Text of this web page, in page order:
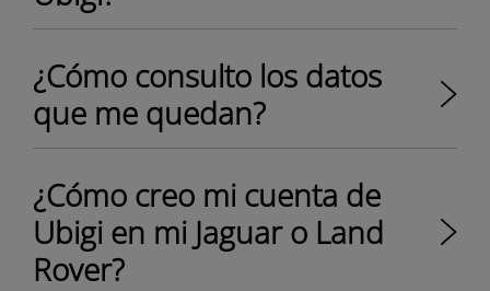
¿Cómo consulto los datos
que me quedan?
¿Cómo creo mi cuenta de
Ubigi en mi Jaguar o Land
Rover?